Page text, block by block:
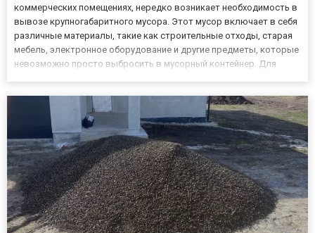
коммерческих помещениях, нередко возникает необходимость в
вывозе крупногабаритного мусора. Этот мусор включает в себя
различные материалы, такие как строительные отходы, старая
мебель, электронное оборудование и другие предметы, которые
невозможно просто выбросить в мусорный контейнер. Для